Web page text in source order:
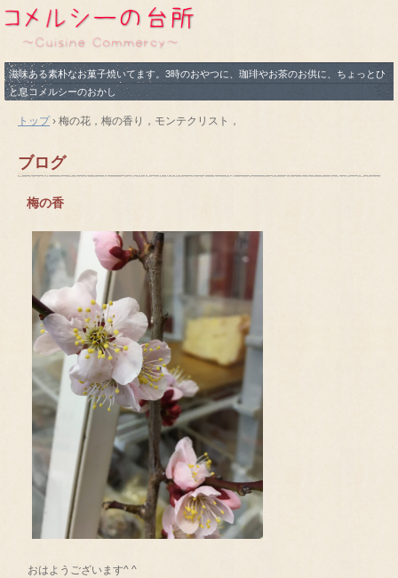
滋味ある素朴なお菓子焼いてます。3時のおやつに、珈琲やお茶のお供に、ちょっとひ
と息コメルシーのおかし
トップ› 梅の花，梅の香り，モンテクリスト，
ブログ
梅の香
おはようございます^ ^